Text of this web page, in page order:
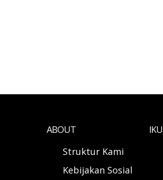
ABOUT
Struktur Kami
Kebijakan Sosial